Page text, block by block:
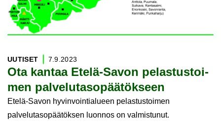
Ota kan­taa Etelä-​Savon pe­las­tus­toi­
men pal­ve­lu­ta­so­pää­tök­seen
UU­TI­SET 7.9.2023
Etelä-Savon hyvinvointialueen pelastustoimen
palvelutasopäätöksen luonnos on valmistunut.